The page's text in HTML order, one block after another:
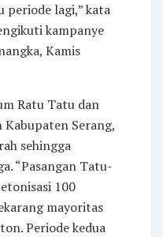
lagi,” kata
kampanye
Kamis
Ratu Tatu dan
Serang,
sehingga
“Pasangan Tatu-
100
mayoritas
Periode kedua